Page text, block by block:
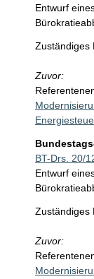
Entwurf
Zuständiges
Zuvor:
BT-Drs. 20/
Entwurf
Zuständiges
Zuvor: